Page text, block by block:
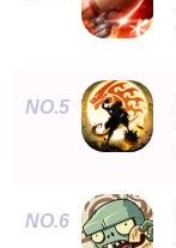
NO.5
NO.6